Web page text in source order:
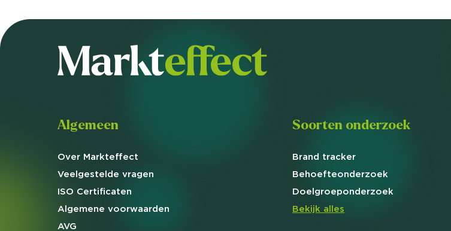
Algemeen
Over Markteffect
Veelgestelde vragen
ISO Certificaten
Algemene voorwaarden
AVG
Soorten onderzoek
Brand tracker
Behoefteonderzoek
Doelgroeponderzoek
Bekijk alles